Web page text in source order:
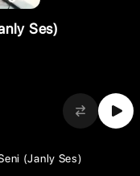
Ses)
(Janly Ses)